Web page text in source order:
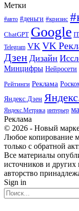
Метки
#авто #деньги #кризис
ChatGPT Google
Telegram VK VK
Дзен Дизайн
Минцифры Нейросети
Рейтинги Реклама
Яндекс.Дзен
Яндекс.Метрика интерьер
Реклама
© 2026 - Новый
Любое копирование
только с обратной
Все материалы
источников и других
авторство
Sign in